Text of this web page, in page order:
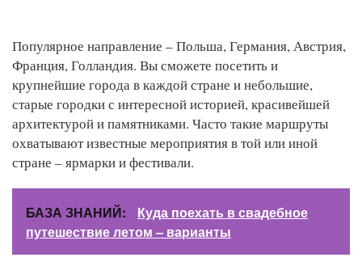
Популярное направление – Польша, Германия, Австрия,
Франция, Голландия. Вы сможете посетить и
крупнейшие города в каждой стране и небольшие,
старые городки с интересной историей, красивейшей
архитектурой и памятниками. Часто такие маршруты
охватывают известные мероприятия в той или иной
стране – ярмарки и фестивали.
БАЗА ЗНАНИЙ:
Куда поехать в свадебное
путешествие летом – варианты